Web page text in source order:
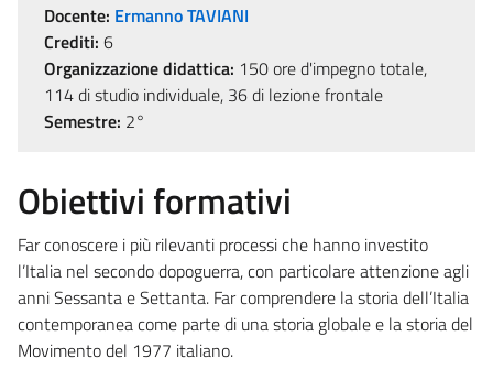
Docente: Ermanno TAVIANI
Crediti: 6
Organizzazione didattica: 150 ore d'impegno totale,
114 di studio individuale, 36 di lezione frontale
Semestre: 2°
Obiettivi formativi
Far conoscere i più rilevanti processi che hanno investito
l’Italia nel secondo dopoguerra, con particolare attenzione agli
anni Sessanta e Settanta. Far comprendere la storia dell’Italia
contemporanea come parte di una storia globale e la storia del
Movimento del 1977 italiano.